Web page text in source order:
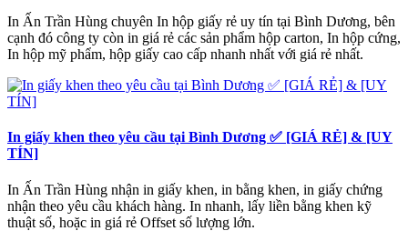
In Ấn Trần Hùng chuyên In hộp giấy rẻ uy tín tại Bình Dương, bên
cạnh đó công ty còn in giá rẻ các sản phẩm hộp carton, In hộp cứng,
In hộp mỹ phẩm, hộp giấy cao cấp nhanh nhất với giá rẻ nhất.
In giấy khen theo yêu cầu tại Bình Dương ✅ [GIÁ RẺ] & [UY
TÍN]
In Ấn Trần Hùng nhận in giấy khen, in bằng khen, in giấy chứng
nhận theo yêu cầu khách hàng. In nhanh, lấy liền bằng khen kỹ
thuật số, hoặc in giá rẻ Offset số lượng lớn.